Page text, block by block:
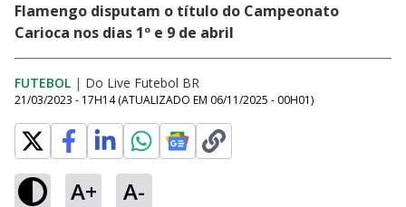
Flamengo disputam o título do Campeonato
Carioca nos dias 1º e 9 de abril
FUTEBOL | Do Live Futebol BR
21/03/2023 - 17H14 (ATUALIZADO EM 06/11/2025 - 00H01)
A+ A-